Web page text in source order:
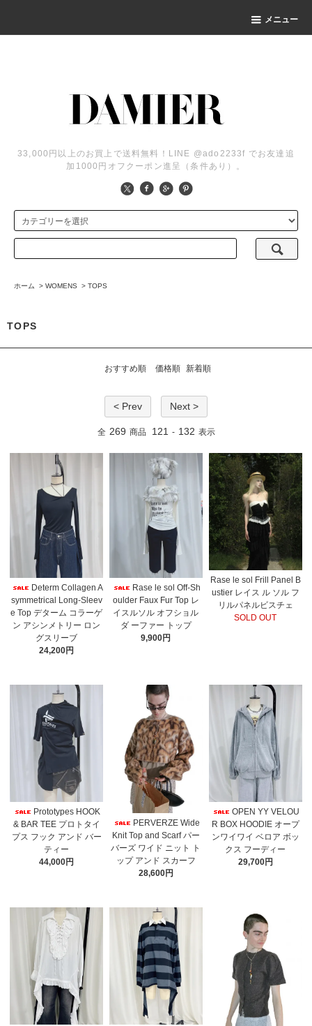
メニュー
33,000円以上のお買上で送料無料！LINE @ado2233f でお友達追
加1000円オフクーポン進呈（条件あり）。
ホーム > WOMENS > TOPS
TOPS
おすすめ順 価格順 新着順
< Prev Next >
全 269 商品 121 - 132 表示
Determ Collagen A
symmetrical Long-Sleev
e Top デターム コラーゲ
ン アシンメトリー ロン
グスリーブ
24,200円
Rase le sol Off-Sh
oulder Faux Fur Top レ
イスルソル オフショル
ダ ーファー トップ
9,900円
Rase le sol Frill Panel B
ustier レイス ル ソル フ
リルパネルビスチェ
SOLD OUT
Prototypes HOOK
& BAR TEE プロトタイ
プス フック アンド バー
ティー
44,000円
PERVERZE Wide
Knit Top and Scarf パー
バーズ ワイド ニット ト
ップ アンド スカーフ
28,600円
OPEN YY VELOU
R BOX HOODIE オープ
ンワイワイ ベロア ボッ
クス フーディー
29,700円